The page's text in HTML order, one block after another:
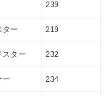
239
ター 219
スター 232
ー 234